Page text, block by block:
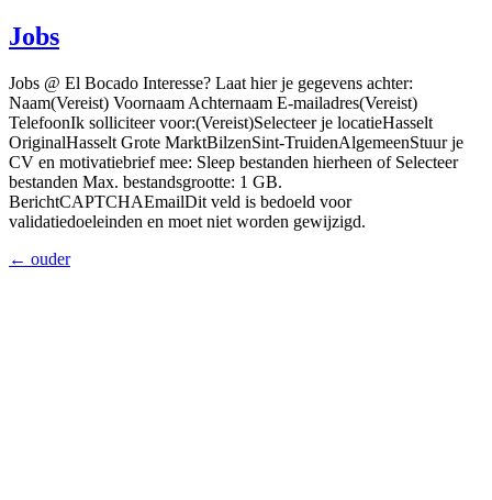
Jobs
Jobs @ El Bocado Interesse? Laat hier je gegevens achter:
Naam(Vereist) Voornaam Achternaam E-mailadres(Vereist)
TelefoonIk solliciteer voor:(Vereist)Selecteer je locatieHasselt
OriginalHasselt Grote MarktBilzenSint-TruidenAlgemeenStuur je
CV en motivatiebrief mee: Sleep bestanden hierheen of Selecteer
bestanden Max. bestandsgrootte: 1 GB.
BerichtCAPTCHAEmailDit veld is bedoeld voor
validatiedoeleinden en moet niet worden gewijzigd.
← ouder